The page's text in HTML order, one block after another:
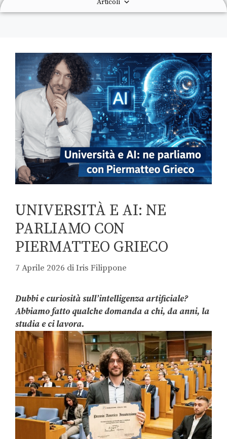
Articoli
UNIVERSITÀ E AI: NE
PARLIAMO CON
PIERMATTEO GRIECO
7 Aprile 2026 diIris Filippone
Dubbi e curiosità sull’intelligenza artificiale?
Abbiamo fatto qualche domanda a chi, da anni, la
studia e ci lavora.